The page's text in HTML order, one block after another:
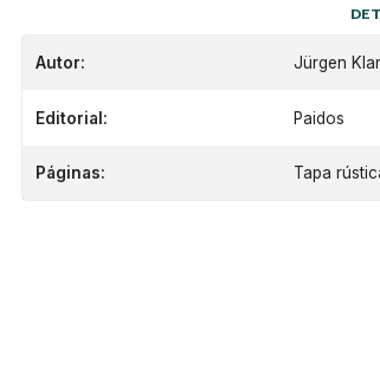
Autor: Jürgen
Editorial: Paidos
Páginas: Tapa